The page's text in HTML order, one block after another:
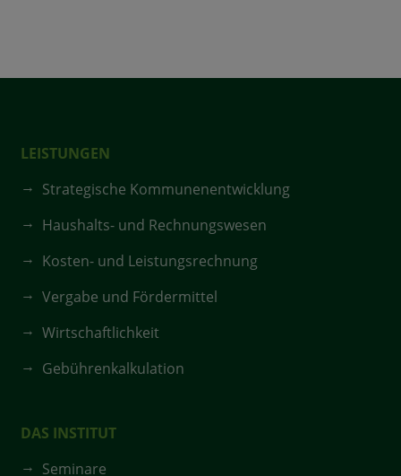
LEISTUNGEN
Strategische Kommunenentwicklung
Haushalts- und Rechnungswesen
Kosten- und Leistungsrechnung
Vergabe und Fördermittel
Wirtschaftlichkeit
Gebührenkalkulation
DAS INSTITUT
Seminare